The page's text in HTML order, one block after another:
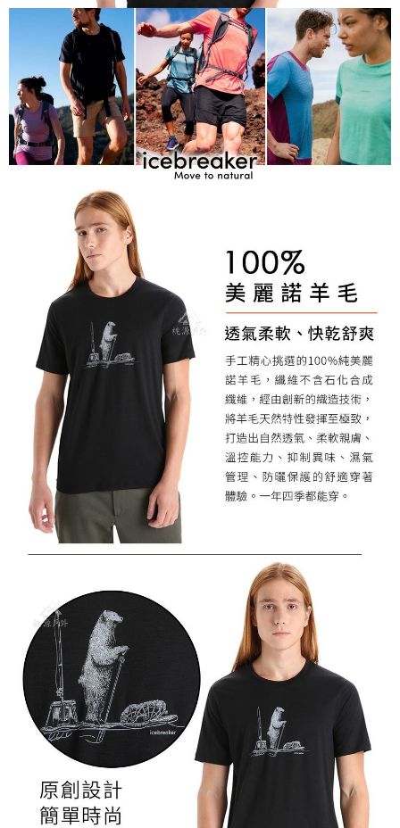
１．透過由恩沛科技股份有限公司提供之「AFTEE先享後付」服務完成之交
易，需依本服務之必要範圍內提供個人資料，並將交易相關給付款項請求債
權轉讓予恩沛科技股份有限公司。
２．關於個人資料處理事宜，請瀏覽以下網址：
https://aftee.tw/terms/#terms3
３．未成年的使用者請事先徵得法定代理人或監護人之同意方可使用
「AFTEE先享後付」，若未經同意申辦者引起之損失，本公司不負相關責
任。
４．使用「AFTEE先享後付」時，將依據個別帳號之用戶狀況，依本公司即
時審查核予不同之上限額度；若仍有額度不足之情形，本公司將視審查結果
請求用戶進行身份認證。
恩沛科技股份有限公司將有權停止該用戶之使用額度並採取法律行動。
付款後7-11取貨
每筆NT$60，滿NT$1,000(含以上)免運費
宅配到府
每筆NT$100，滿NT$1,000(含以上)免運費
桃源戶外門市取貨
每筆NT$100，滿NT$1,000(含以上)免運費
每筆NT$100，滿NT$1,000(含以上)免運費